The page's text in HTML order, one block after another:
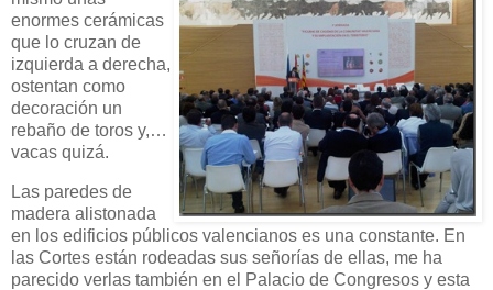
enormes cerámicas
que lo cruzan de
izquierda a derecha,
ostentan como
decoración un
rebaño de toros y,…
vacas quizá.
Las paredes de
madera alistonada
en los edificios públicos valencianos es una constante. En
las Cortes están rodeadas sus señorías de ellas, me ha
parecido verlas también en el Palacio de Congresos y esta